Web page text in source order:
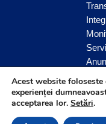
©
Acest website
experienței
acceptarea lor. Setări.